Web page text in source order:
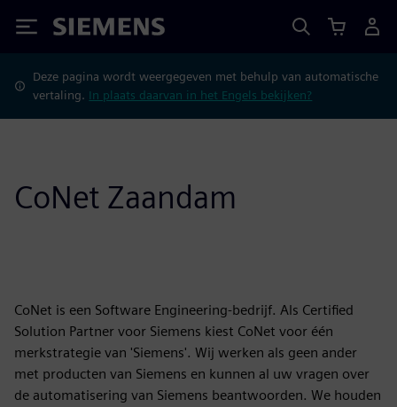
Siemens
Deze pagina wordt weergegeven met behulp van automatische
vertaling. In plaats daarvan in het Engels bekijken?
CoNet Zaandam
CoNet is een Software Engineering-bedrijf. Als Certified
Solution Partner voor Siemens kiest CoNet voor één
merkstrategie van 'Siemens'. Wij werken als geen ander
met producten van Siemens en kunnen al uw vragen over
de automatisering van Siemens beantwoorden. We houden